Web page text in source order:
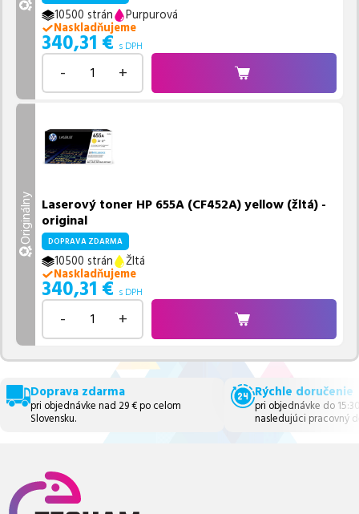
10500 strán
Purpurová
Naskladňujeme
340,31 € s DPH
- +
Originálny Laserový toner HP 655A (CF452A) yellow (žltá) -
original
DOPRAVA ZDARMA
10500 strán
Žltá
Naskladňujeme
340,31 € s DPH
- +
Doprava zdarma
pri objednávke nad 29 € po celom
Slovensku.
Rýchle doručenie
pri objednávke do
nasledujúci pracovný